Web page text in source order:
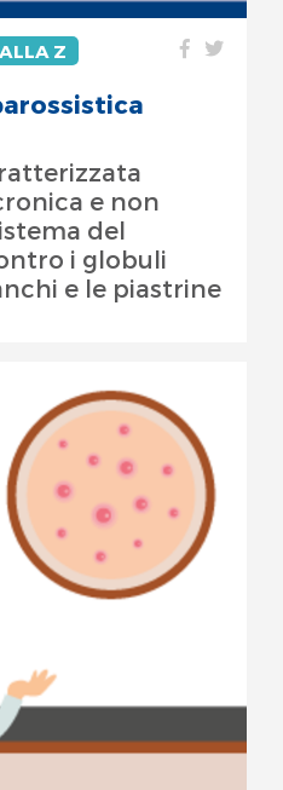
Z
e non
del
i globuli
e le piastrine